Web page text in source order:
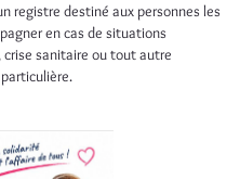
registre destiné aux personnes les
en cas de situations
sanitaire ou tout autre